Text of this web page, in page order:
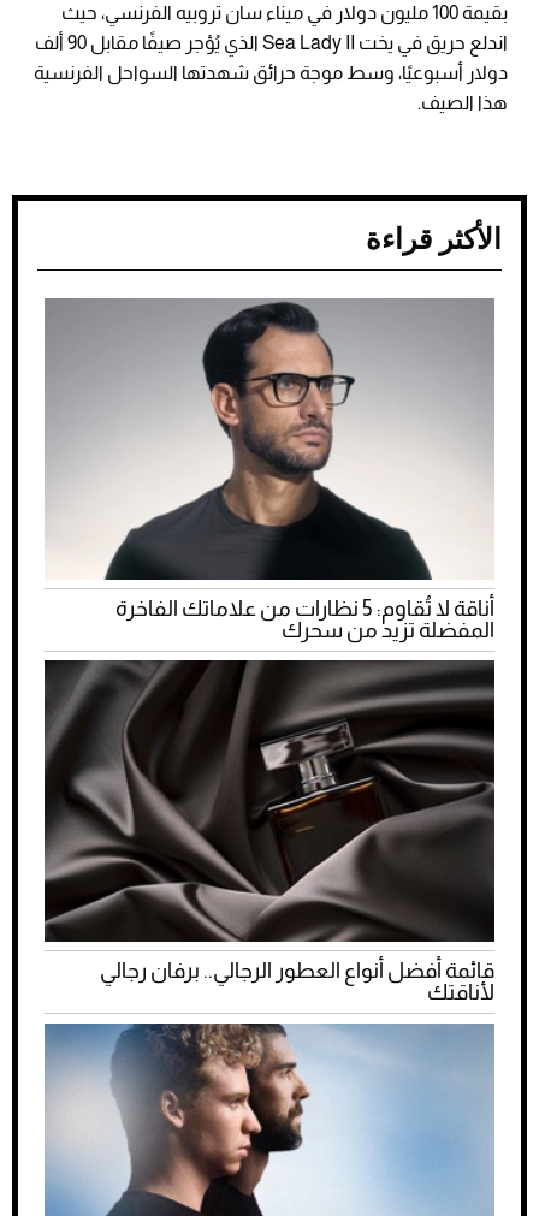
بقيمة 100 مليون دولار في ميناء سان تروبيه الفرنسي، حيث
اندلع حريق في يخت Sea Lady II الذي يُؤجر صيفًا مقابل 90 ألف
دولار أسبوعيًا، وسط موجة حرائق شهدتها السواحل الفرنسية
هذا الصيف.
الأكثر قراءة
أناقة لا تُقاوم: 5 نظارات من علاماتك الفاخرة
المفضلة تزيد من سحرك
قائمة أفضل أنواع العطور الرجالي.. برفان رجالي
لأناقتك